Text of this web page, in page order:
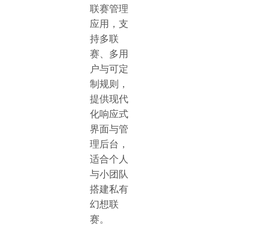
联赛管理
应用，支
持多联
赛、多用
户与可定
制规则，
提供现代
化响应式
界面与管
理后台，
适合个人
与小团队
搭建私有
幻想联
赛。